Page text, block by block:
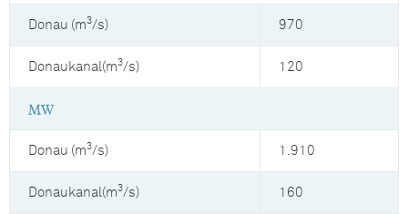
Donau (m3/s) 970
Donaukanal(m3/s) 120
MW
Donau (m3/s) 1.910
Donaukanal(m3/s) 160